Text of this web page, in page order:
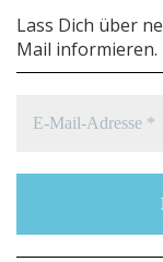
Lass Dich über
Mail informieren.